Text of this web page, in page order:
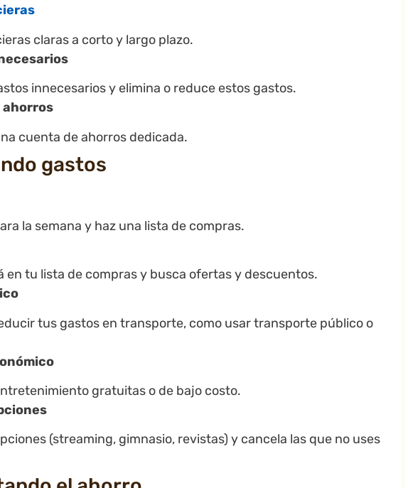
claras a corto y largo plazo.
innecesarios y elimina o reduce estos gastos.
ahorros
cuenta de ahorros dedicada.
gastos
la semana y haz una lista de compras.
en tu lista de compras y busca ofertas y descuentos.
tus gastos en transporte, como usar transporte público o
gratuitas o de bajo costo.
(streaming, gimnasio, revistas) y cancela las que no uses